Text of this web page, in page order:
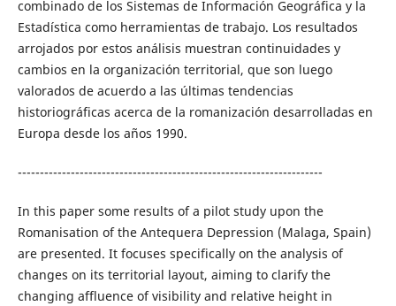
combinado de los Sistemas de Información Geográfica y la
Estadística como herramientas de trabajo. Los resultados
arrojados por estos análisis muestran continuidades y
cambios en la organización territorial, que son luego
valorados de acuerdo a las últimas tendencias
historiográficas acerca de la romanización desarrolladas en
Europa desde los años 1990.
---------------------------------------------------------------------
In this paper some results of a pilot study upon the
Romanisation of the Antequera Depression (Malaga, Spain)
are presented. It focuses specifically on the analysis of
changes on its territorial layout, aiming to clarify the
changing affluence of visibility and relative height in